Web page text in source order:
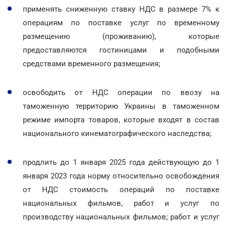
применять сниженную ставку НДС в размере 7% к
операциям по поставке услуг по временному
размещению (проживанию), которые
предоставляются гостиницами и подобными
средствами временного размещения;
освободить от НДС операции по ввозу на
таможенную территорию Украины в таможенном
режиме импорта товаров, которые входят в состав
национального кинематографического наследства;
продлить до 1 января 2025 года действующую до 1
января 2023 года норму относительно освобождения
от НДС стоимость операций по поставке
национальных фильмов, работ и услуг по
производству национальных фильмов; работ и услуг